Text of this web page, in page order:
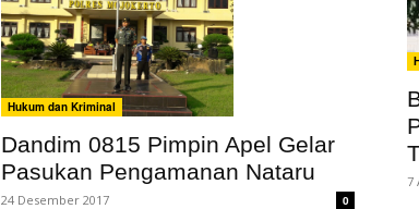
Hukum dan Kriminal
Dandim 0815 Pimpin Apel Gelar
Pasukan Pengamanan Nataru
24 Desember 2017 0
7